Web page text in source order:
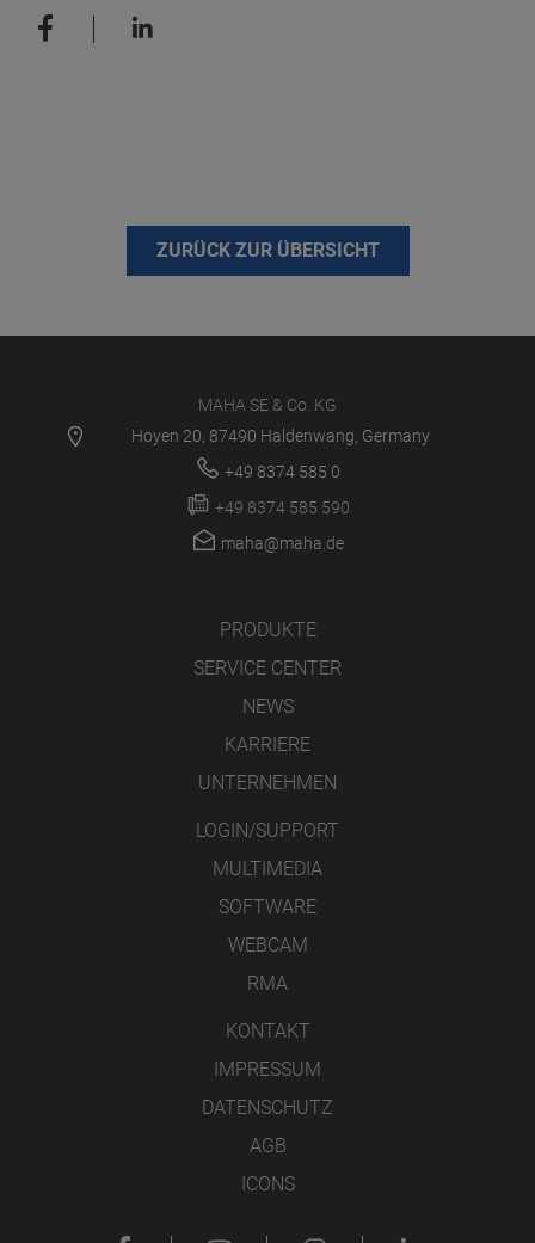
ZURÜCK ZUR ÜBERSICHT
MAHA SE & Co. KG
Hoyen 20, 87490 Haldenwang, Germany
+49 8374 585 0
+49 8374 585 590
maha@maha.de
PRODUKTE
SERVICE CENTER
NEWS
KARRIERE
UNTERNEHMEN
LOGIN/SUPPORT
MULTIMEDIA
SOFTWARE
WEBCAM
RMA
KONTAKT
IMPRESSUM
DATENSCHUTZ
AGB
ICONS